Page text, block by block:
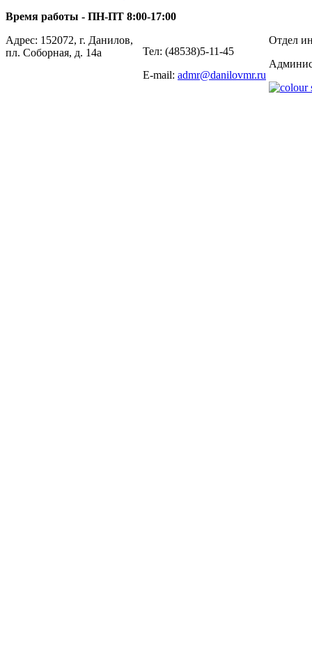
Время работы - ПН-ПТ 8:00-17:00
Адрес: 152072, г. Данилов,
пл. Соборная, д. 14а
Тел: (48538)5-11-45
E-mail: admr@danilovmr.ru
Отдел